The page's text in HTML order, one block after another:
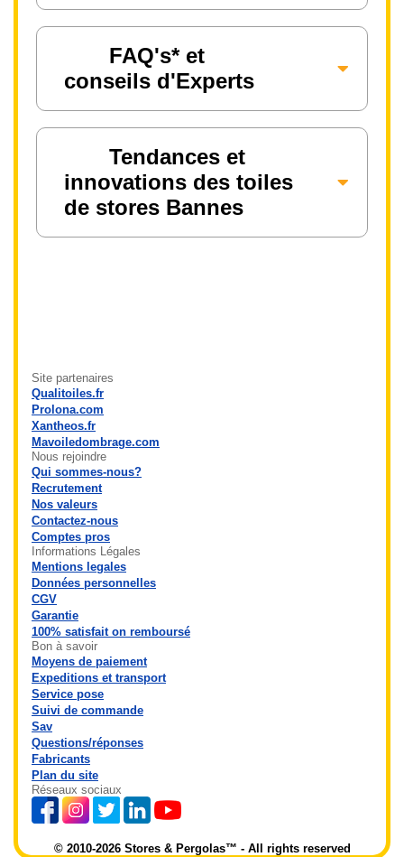
FAQ's* et
conseils d'Experts
Tendances et
innovations des toiles
de stores Bannes
Site partenaires
Qualitoiles.fr
Prolona.com
Xantheos.fr
Mavoiledombrage.com
Nous rejoindre
Qui sommes-nous?
Recrutement
Nos valeurs
Contactez-nous
Comptes pros
Informations Légales
Mentions legales
Données personnelles
CGV
Garantie
100% satisfait on remboursé
Bon à savoir
Moyens de paiement
Expeditions et transport
Service pose
Suivi de commande
Sav
Questions/réponses
Fabricants
Plan du site
Réseaux sociaux
© 2010-2026 Stores & Pergolas™ - All rights reserved